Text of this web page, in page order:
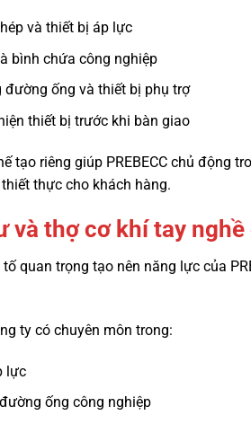
và thiết bị áp lực
bình chứa công nghiệp
đường ống và thiết bị phụ trợ
thiết bị trước khi bàn giao
tạo riêng giúp PREBECC chủ động
thực cho khách hàng.
và thợ cơ khí tay nghề
quan trọng tạo nên năng lực của
ty có chuyên môn trong:
lực
ống công nghiệp